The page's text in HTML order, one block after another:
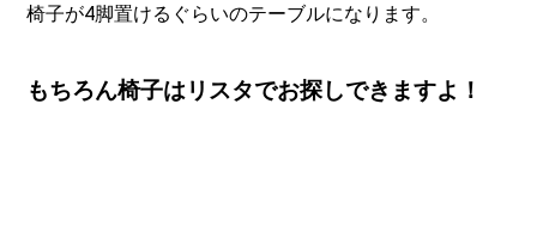
椅子が4脚置けるぐらいのテーブルになります。
もちろん椅子はリスタでお探しできますよ！